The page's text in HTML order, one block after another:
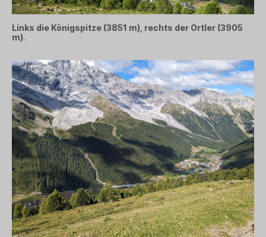
Links die Königspitze (3851 m), rechts der Ortler (3905
m).